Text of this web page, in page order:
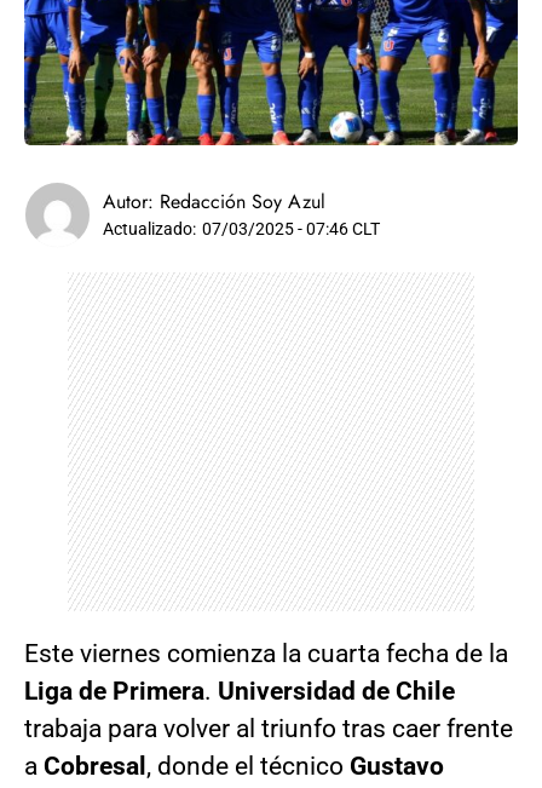
Autor: Redacción Soy Azul
Actualizado: 07/03/2025 - 07:46 CLT
Este viernes comienza la cuarta fecha de la
Liga de Primera. Universidad de Chile
trabaja para volver al triunfo tras caer frente
a Cobresal , donde el técnico Gustavo